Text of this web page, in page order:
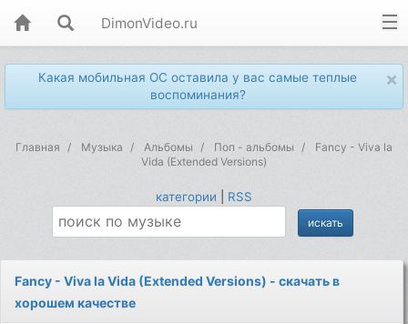
DimonVideo.ru
×
Какая мобильная ОС оставила у вас самые теплые
воспоминания?
Главная Музыка Альбомы Поп - альбомы
Fancy - Viva la
Vida (Extended Versions)
категории RSS
Fancy - Viva la Vida (Extended Versions) - скачать в
хорошем качестве